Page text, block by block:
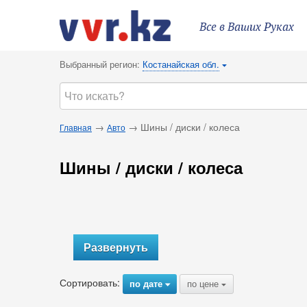
Все в Ваших Руках
Выбранный регион: Костанайская обл. {
Главная → Авто → Шины / диски / колеса
Шины / диски / колеса
Развернуть
Сортировать: по дате{ по цене {